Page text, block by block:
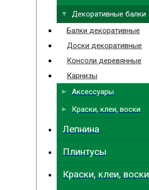
Декоративные балки
Балки декоративные
Доски декоративные
Консоли деревянные
Карнизы
Аксессуары
Краски, клеи, воски
Лепнина
Плинтусы
Краски, клеи, воски